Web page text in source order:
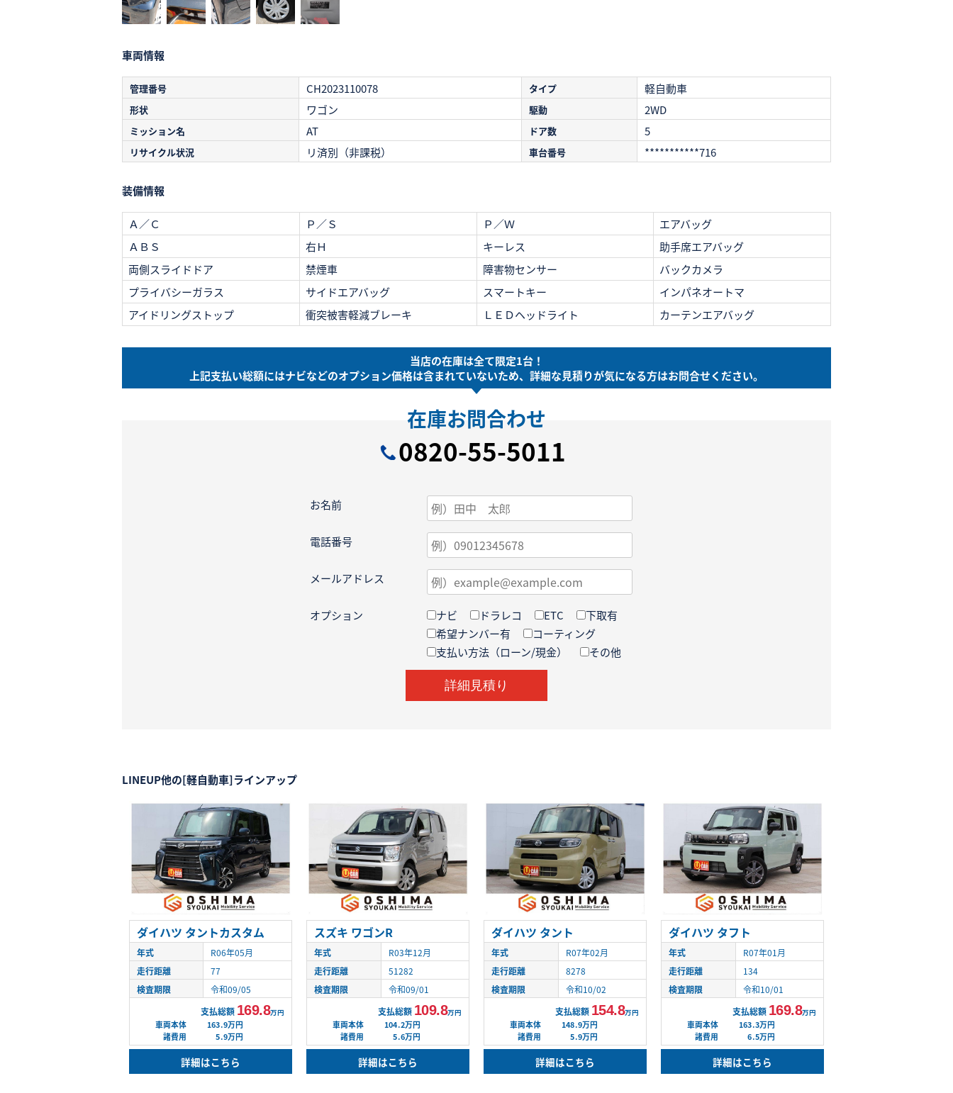
車両情報
管理番号 CH2023110078 タイプ 軽自動車
形状 ワゴン 駆動 2WD
ミッション名 AT ドア数 5
リサイクル状況 リ済別（非課税） 車台番号 ***********716
装備情報
Ａ／Ｃ Ｐ／Ｓ Ｐ／Ｗ
エアバッグ
ＡＢＳ
右Ｈ キーレス
助手席エアバッグ
両側スライドドア
禁煙車 障害物センサー
バックカメラ
プライバシーガラス
サイドエアバッグ スマートキー
インパネオートマ
アイドリングストップ
衝突被害軽減ブレーキ ＬＥＤヘッドライト カーテンエアバッグ
当店の在庫は全て限定1台！
上記支払い総額にはナビなどのオプション価格は含まれていないため、 詳細な見積りが気になる方はお問合せください。
在庫お問合わせ
0820-55-5011
お名前
電話番号
メールアドレス
オプション ナビ ドラレコ ETC
下取有
希望ナンバー有
コーティング
支払い方法（ローン/現金）
その他
LINEUP他の[軽自動車]ラインアップ
ダイハツ タントカスタム
年式
R06年05月
走行距離
77
検査期限
令和09/05
支払総額 169.8万円
車両本体
163.9万円
諸費用
5.9万円
詳細はこちら
スズキ ワゴンR
年式
R03年12月
走行距離
51282
検査期限
令和09/01
支払総額 109.8万円
車両本体
104.2万円
諸費用
5.6万円
詳細はこちら
ダイハツ タント
年式
R07年02月
走行距離
8278
検査期限
令和10/02
支払総額 154.8万円
車両本体
148.9万円
諸費用
5.9万円
詳細はこちら
ダイハツ タフト
年式
R07年01月
走行距離
134
検査期限
令和10/01
支払総額 169.8万円
車両本体
163.3万円
諸費用
6.5万円
詳細はこちら